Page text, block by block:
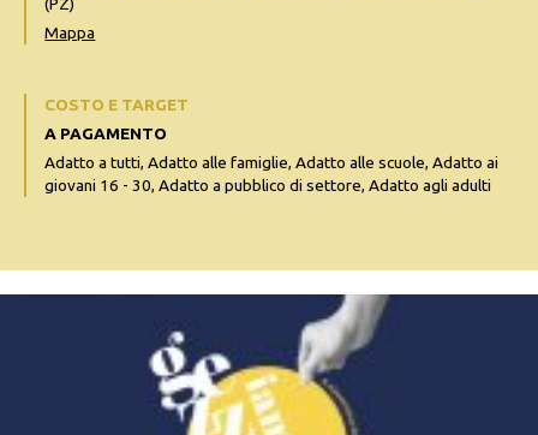
Mappa
COSTO E TARGET
A PAGAMENTO
Adatto a tutti, Adatto alle famiglie, Adatto alle scuole, Adatto ai
giovani 16 - 30, Adatto a pubblico di settore, Adatto agli adulti